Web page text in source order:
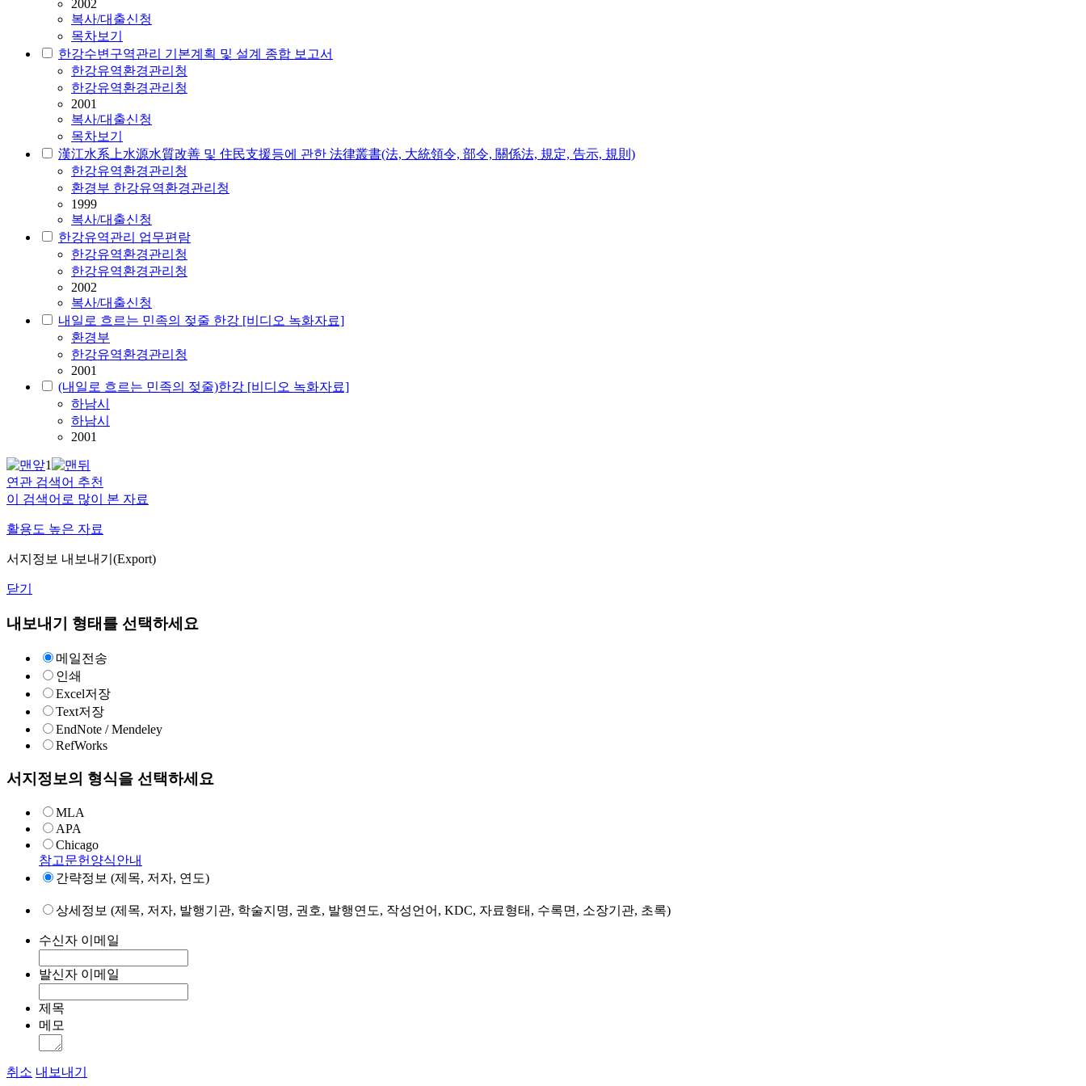
2002
복사/대출신청
목차보기
한강수변구역관리 기본계획 및 설계 종합 보고서
한강유역환경관리청
한강유역환경관리청
2001
복사/대출신청
목차보기
漢江水系上水源水質改善 및 住民支援등에 관한 法律叢書(法, 大統領令, 部令, 關係法, 規定, 告示, 規則)
한강유역환경관리청
환경부 한강유역환경관리청
1999
복사/대출신청
한강유역관리 업무편람
한강유역환경관리청
한강유역환경관리청
2002
복사/대출신청
내일로 흐르는 민족의 젖줄 한강 [비디오 녹화자료]
환경부
한강유역환경관리청
2001
(내일로 흐르는 민족의 젖줄)한강 [비디오 녹화자료]
하남시
하남시
2001
1
연관 검색어 추천
이 검색어로 많이 본 자료
활용도 높은 자료
서지정보 내보내기(Export)
닫기
내보내기 형태를 선택하세요
메일전송
인쇄
Excel저장
Text저장
EndNote / Mendeley
RefWorks
서지정보의 형식을 선택하세요
MLA
APA
Chicago
참고문헌양식안내
간략정보 (제목, 저자, 연도)
상세정보 (제목, 저자, 발행기관, 학술지명, 권호, 발행연도, 작성언어, KDC, 자료형태, 수록면, 소장기관, 초록)
수신자 이메일
발신자 이메일
제목
메모
취소 내보내기